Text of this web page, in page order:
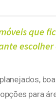
que
para